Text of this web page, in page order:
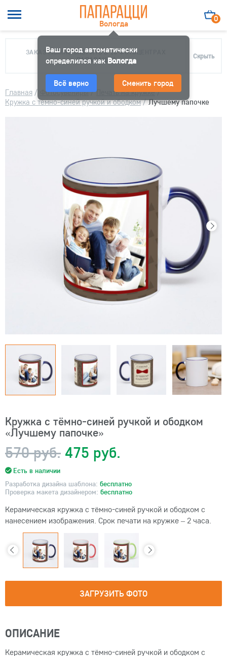
Вологда
Ваш город автоматически
определился как Вологда
Всё верно Сменить город
0
ЗАКАЗ МОЖНО ЗАБРАТЬ В 10 ФОТОЦЕНТРАХ
ПАПАРАЦЦИ
Скрыть
Главная / Фотосувениры/ Печать на кружке/
Кружка с тёмно-синей ручкой и ободком/ Лучшему папочке
Кружка с тёмно-синей ручкой и ободком
«Лучшему папочке»
570 руб. 475 руб.
Есть в наличии
Разработка дизайна шаблона: бесплатно
Проверка макета дизайнером: бесплатно
Керамическая кружка с тёмно-синей ручкой и ободком с
нанесением изображения. Срок печати на кружке – 2 часа.
ЗАГРУЗИТЬ ФОТО
ОПИСАНИЕ
Керамическая кружка с тёмно-синей ручкой и ободком с